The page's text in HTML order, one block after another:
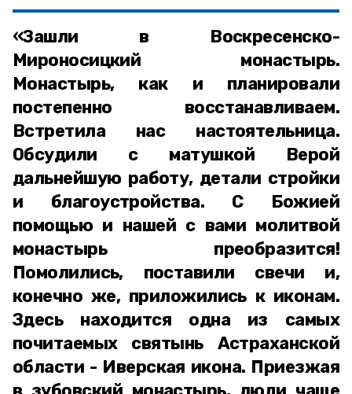
«Зашли в Воскресенско-
Мироносицкий монастырь.
Монастырь, как и планировали
постепенно восстанавливаем.
Встретила нас настоятельница.
Обсудили с матушкой Верой
дальнейшую работу, детали стройки
и благоустройства. С Божией
помощью и нашей с вами молитвой
монастырь преобразится!
Помолились, поставили свечи и,
конечно же, приложились к иконам.
Здесь находится одна из самых
почитаемых святынь Астраханской
области - Иверская икона. Приезжая